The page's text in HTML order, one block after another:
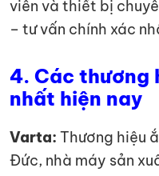
viên và thiết bị
– tư vấn chính xác
4. Các thương
nhất hiện nay
Varta: Thương hiệu
Đức, nhà máy sản